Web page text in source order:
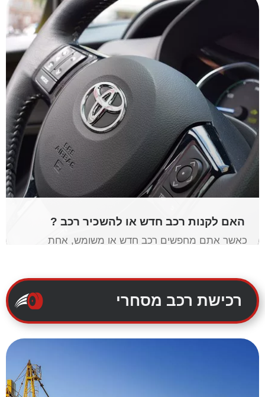
האם לקנות רכב חדש או להשכיר רכב ?
כאשר אתם מחפשים רכב חדש או משומש, אחת
רכישת רכב מסחרי